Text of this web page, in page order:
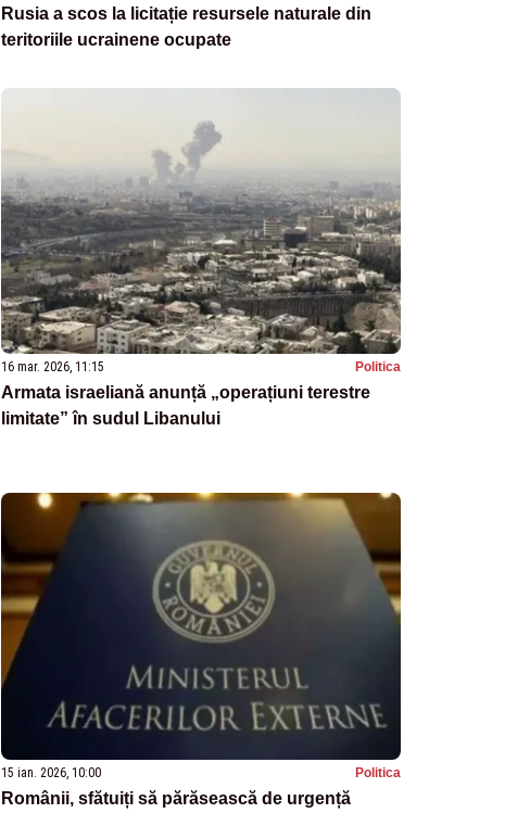
Rusia a scos la licitație resursele naturale din
teritoriile ucrainene ocupate
16 mar. 2026, 11:15 Politica
Armata israeliană anunță „operațiuni terestre
limitate” în sudul Libanului
15 ian. 2026, 10:00 Politica
Românii, sfătuiți să părăsească de urgență